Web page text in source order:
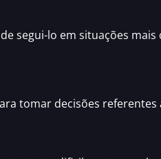
segui-lo em situações mais
tomar decisões referentes